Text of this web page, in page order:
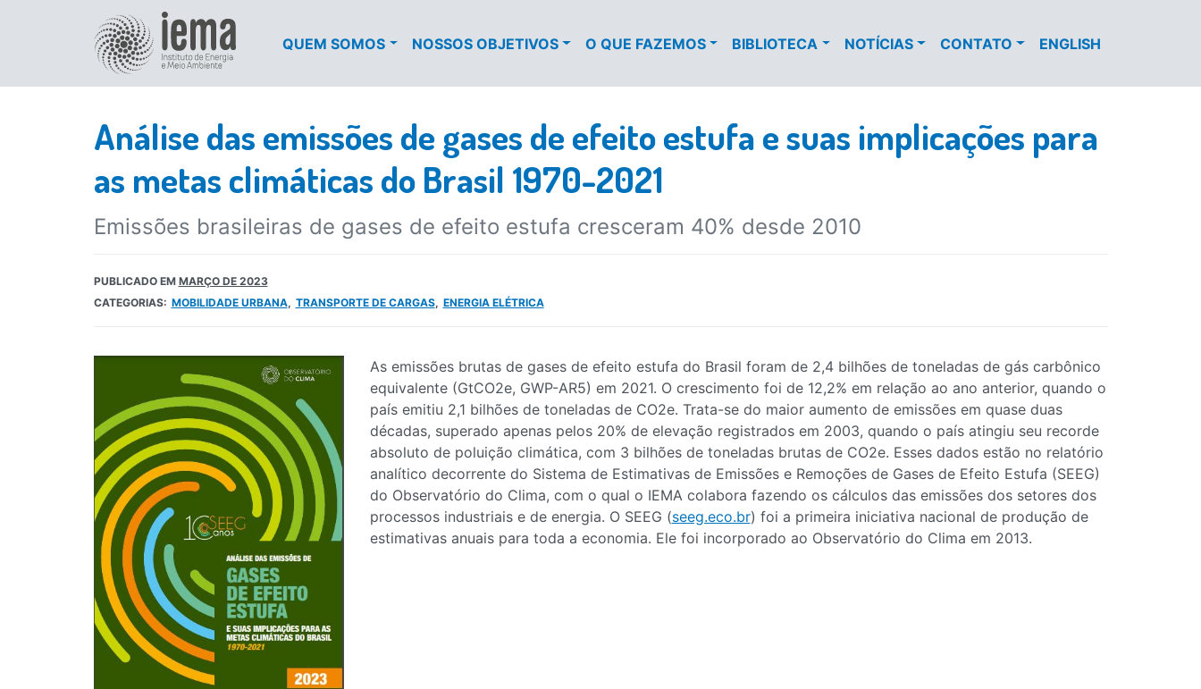
QUEM SOMOS NOSSOS OBJETIVOS O QUE FAZEMOS BIBLIOTECA NOTÍCIAS CONTATO ENGLISH
Análise das emissões de gases de efeito estufa e suas implicações para
as metas climáticas do Brasil 1970-2021
Emissões brasileiras de gases de efeito estufa cresceram 40% desde 2010
PUBLICADO EM MARÇO DE 2023
CATEGORIAS: MOBILIDADE URBANA TRANSPORTE DE CARGAS ENERGIA ELÉTRICA
As emissões brutas de gases de efeito estufa do Brasil foram de 2,4 bilhões de toneladas de gás carbônico
equivalente (GtCO2e, GWP-AR5) em 2021. O crescimento foi de 12,2% em relação ao ano anterior, quando o
país emitiu 2,1 bilhões de toneladas de CO2e. Trata-se do maior aumento de emissões em quase duas
décadas, superado apenas pelos 20% de elevação registrados em 2003, quando o país atingiu seu recorde
absoluto de poluição climática, com 3 bilhões de toneladas brutas de CO2e. Esses dados estão no relatório
analítico decorrente do Sistema de Estimativas de Emissões e Remoções de Gases de Efeito Estufa (SEEG)
do Observatório do Clima, com o qual o IEMA colabora fazendo os cálculos das emissões dos setores dos
processos industriais e de energia. O SEEG (seeg.eco.br) foi a primeira iniciativa nacional de produção de
estimativas anuais para toda a economia. Ele foi incorporado ao Observatório do Clima em 2013.